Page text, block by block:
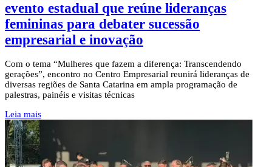
evento estadual que reúne lideranças
femininas para debater sucessão
empresarial e inovação
Com o tema “Mulheres que fazem a diferença: Transcendendo
gerações”, encontro no Centro Empresarial reunirá lideranças de
diversas regiões de Santa Catarina em ampla programação de
palestras, painéis e visitas técnicas
Leia mais